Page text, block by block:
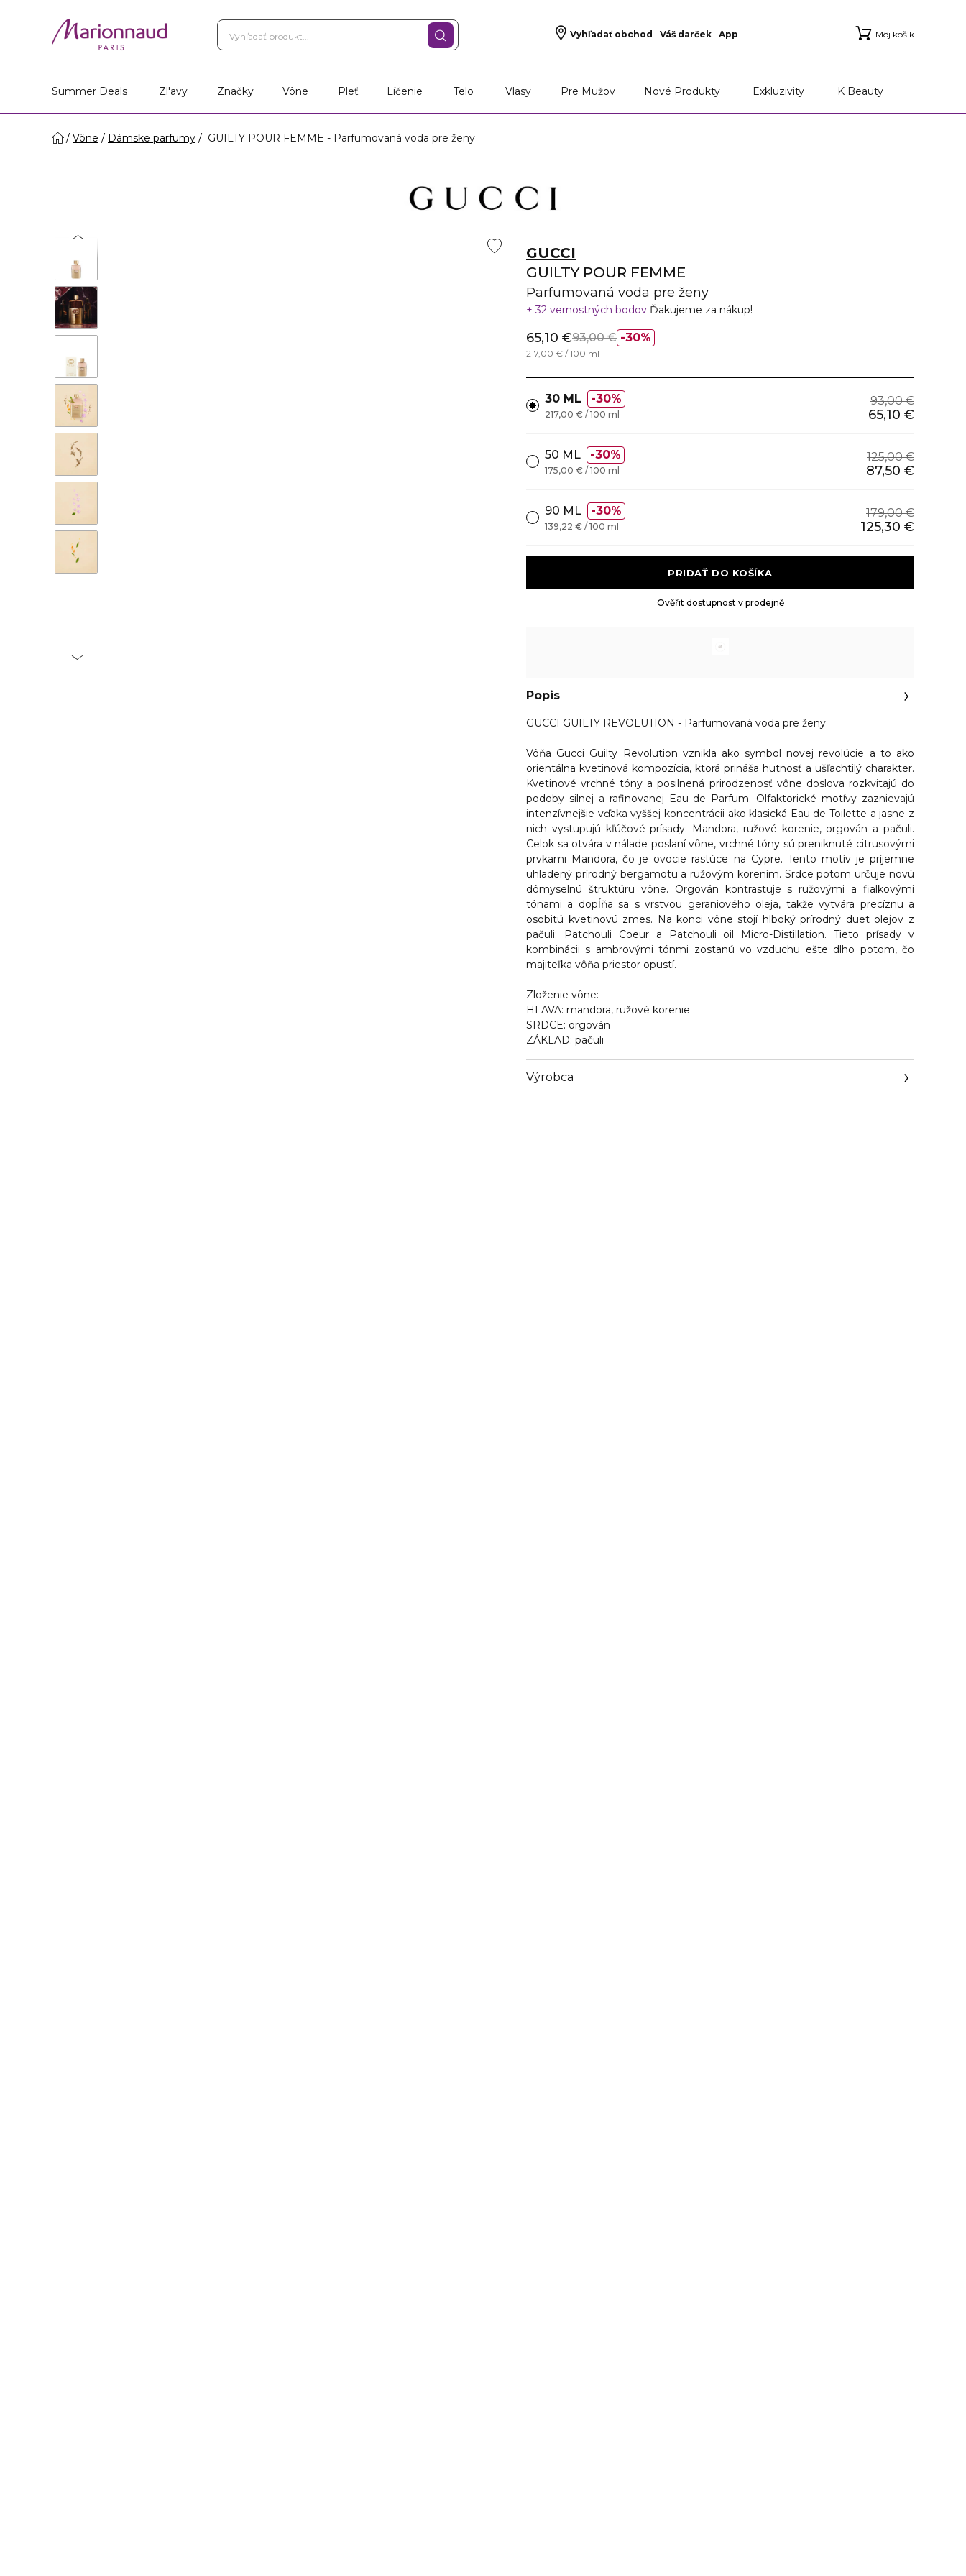
Vyhľadať obchod Váš darček App Môj košík
Summer Deals Zl'avy Značky Vône Pleť Líčenie Telo Vlasy Pre Mužov Nové Produkty Exkluzivity K Beauty
Vône Dámske parfumy GUILTY POUR FEMME - Parfumovaná voda pre ženy
GUCCI
GUILTY POUR FEMME
Parfumovaná voda pre ženy
32 vernostných bodov Ďakujeme za nákup!
30%
65,10 €93,00 €
217,00 € / 100 ml
30 ML 30% 93,00 €
65,10 €
217,00 € / 100 ml
50 ML 30% 125,00 €
87,50 €
175,00 € / 100 ml
90 ML 30% 179,00 €
125,30 €
139,22 € / 100 ml
Ověřit dostupnost v prodejně
Popis
GUCCI GUILTY REVOLUTION - Parfumovaná voda pre ženy
Vôňa Gucci Guilty Revolution vznikla ako symbol novej revolúcie a to ako
orientálna kvetinová kompozícia, ktorá prináša hutnosť a ušľachtilý charakter.
Kvetinové vrchné tóny a posilnená prirodzenosť vône doslova rozkvitajú do
podoby silnej a rafinovanej Eau de Parfum. Olfaktorické motívy zaznievajú
intenzívnejšie vďaka vyššej koncentrácii ako klasická Eau de Toilette a jasne z
nich vystupujú kľúčové prísady: Mandora, ružové korenie, orgován a pačuli.
Celok sa otvára v nálade poslaní vône, vrchné tóny sú preniknuté citrusovými
prvkami Mandora, čo je ovocie rastúce na Cypre. Tento motív je príjemne
uhladený prírodný bergamotu a ružovým korením. Srdce potom určuje novú
dômyselnú štruktúru vône. Orgován kontrastuje s ružovými a fialkovými
tónami a dopĺňa sa s vrstvou geraniového oleja, takže vytvára precíznu a
osobitú kvetinovú zmes. Na konci vône stojí hlboký prírodný duet olejov z
pačuli: Patchouli Coeur a Patchouli oil Micro-Distillation. Tieto prísady v
kombinácii s ambrovými tónmi zostanú vo vzduchu ešte dlho potom, čo
majiteľka vôňa priestor opustí.
Zloženie vône:
HLAVA: mandora, ružové korenie
SRDCE: orgován
ZÁKLAD: pačuli
Výrobca